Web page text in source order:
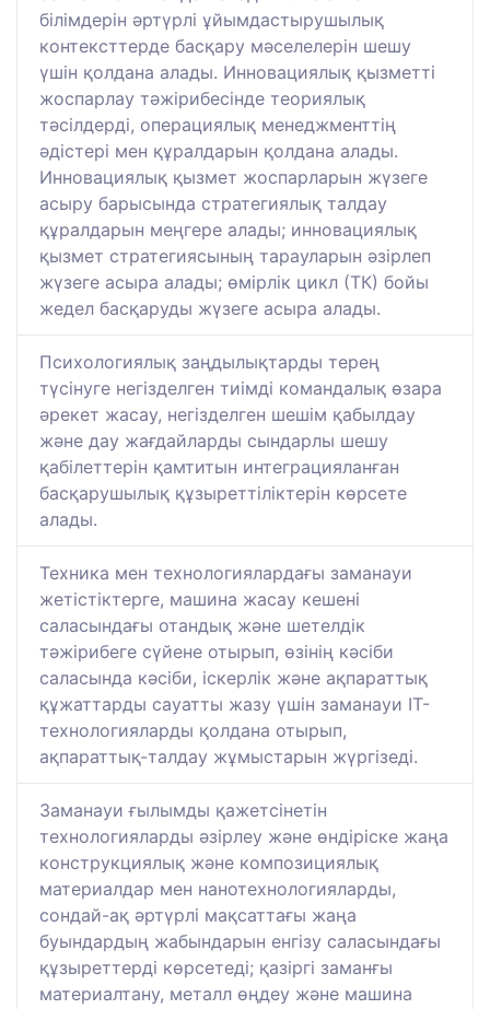
білімдерін әртүрлі ұйымдастырушылық
контексттерде басқару мәселелерін шешу
үшін қолдана алады. Инновациялық қызметті
жоспарлау тәжірибесінде теориялық
тәсілдерді, операциялық менеджменттің
әдістері мен құралдарын қолдана алады.
Инновациялық қызмет жоспарларын жүзеге
асыру барысында стратегиялық талдау
құралдарын меңгере алады; инновациялық
қызмет стратегиясының тарауларын әзірлеп
жүзеге асыра алады; өмірлік цикл (ТК) бойы
жедел басқаруды жүзеге асыра алады.
Психологиялық заңдылықтарды терең
түсінуге негізделген тиімді командалық өзара
әрекет жасау, негізделген шешім қабылдау
және дау жағдайларды сындарлы шешу
қабілеттерін қамтитын интеграцияланған
басқарушылық құзыреттіліктерін көрсете
алады.
Техника мен технологиялардағы заманауи
жетістіктерге, машина жасау кешені
саласындағы отандық және шетелдік
тәжірибеге сүйене отырып, өзінің кәсіби
саласында кәсіби, іскерлік және ақпараттық
құжаттарды сауатты жазу үшін заманауи IT-
технологияларды қолдана отырып,
ақпараттық-талдау жұмыстарын жүргізеді.
Заманауи ғылымды қажетсінетін
технологияларды әзірлеу және өндіріске жаңа
конструкциялық және композициялық
материалдар мен нанотехнологияларды,
сондай-ақ әртүрлі мақсаттағы жаңа
буындардың жабындарын енгізу саласындағы
құзыреттерді көрсетеді; қазіргі заманғы
материалтану, металл өңдеу және машина